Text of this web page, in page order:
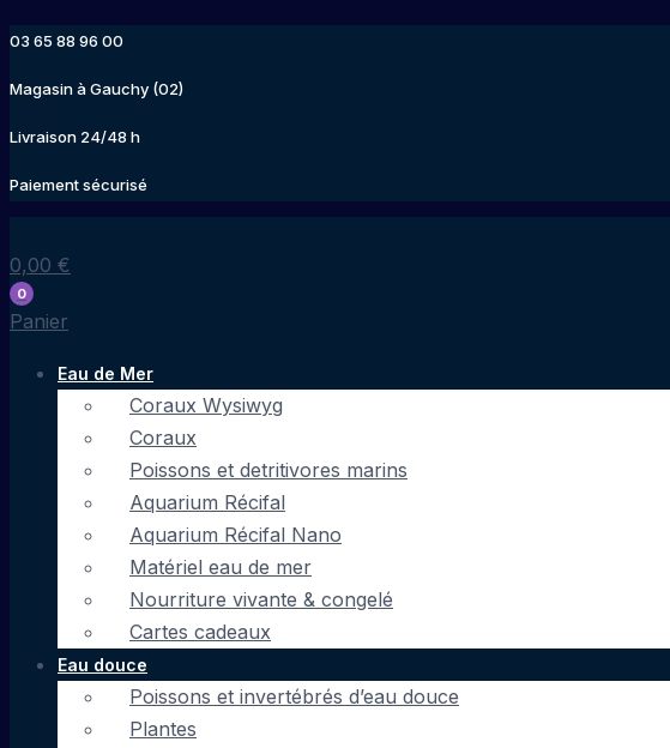
contenu
03 65 88 96 00
Magasin à Gauchy (02)
Livraison 24/48 h
Paiement sécurisé
0,00 €
0
Panier
Eau de Mer
Coraux Wysiwyg
Coraux
Poissons et detritivores marins
Aquarium Récifal
Aquarium Récifal Nano
Matériel eau de mer
Nourriture vivante & congelé
Cartes cadeaux
Eau douce
Poissons et invertébrés d’eau douce
Plantes